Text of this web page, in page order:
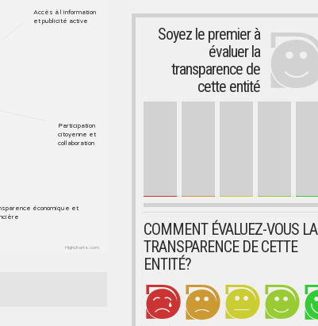
Accès à l´information
et publicité active
Participation
citoyenne et
collaboration
économique et
Highcharts.com
Soyez le premier à
évaluer la
transparence de
cette entité
COMMENT ÉVALUEZ-VOUS LA
TRANSPARENCE DE CETTE
ENTITÉ?